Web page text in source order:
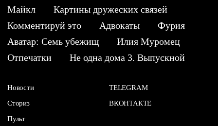
Майкл
Картины дружеских связей
Комментируй это
Адвокаты
Фурия
Аватар: Семь убежищ
Илия Муромец
Отпечатки
Не одна дома 3. Выпускной
Новости
Сториз
Пульт
TELEGRAM
ВКОНТАКТЕ